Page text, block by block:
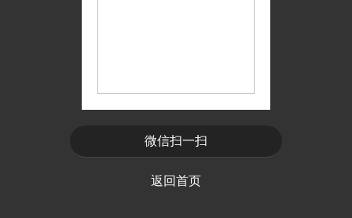
微信扫一扫
返回首页